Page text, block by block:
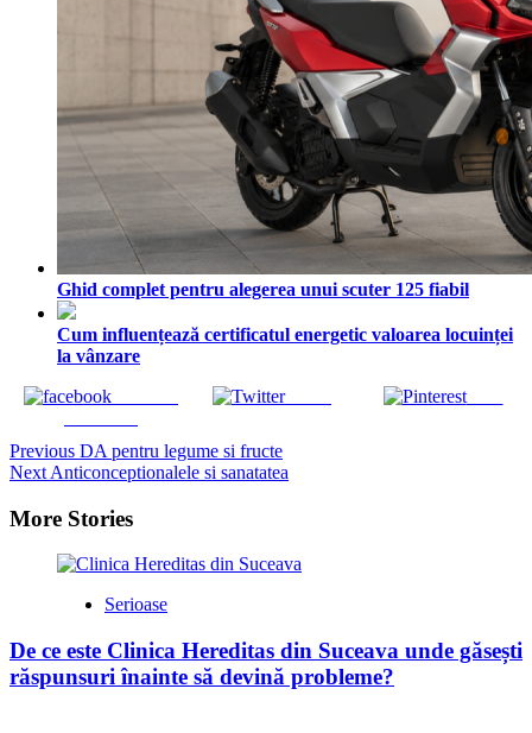
Ghid complet pentru alegerea unui scuter 125 fiabil
Cum influențează certificatul energetic valoarea locuinței
la vânzare
Tweet Save
Continue
Reading
Previous DA pentru legume si fructe
Next Anticonceptionalele si sanatatea
More Stories
Serioase
De ce este Clinica Hereditas din Suceava unde găsești
răspunsuri înainte să devină probleme?